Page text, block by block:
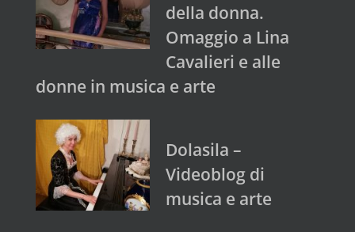
della donna.
Omaggio a Lina
Cavalieri e alle
donne in musica e arte
Dolasila –
Videoblog di
musica e arte